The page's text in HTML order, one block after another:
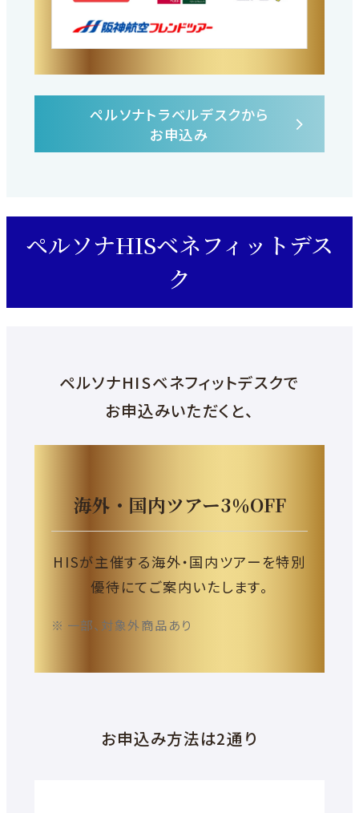
外
部
ト
を
別
ウ
ン
で
開
き
ペルソナトラベルデスクから
お申込み
ペルソナHISベネフィットデス
ク
ペルソナHISベネフィットデスクで
お申込みいただくと、
海外・国内ツアー3％OFF
HISが主催する海外・国内ツアーを特別
優待にてご案内いたします。
一部、対象外商品あり
お申込み方法は2通り